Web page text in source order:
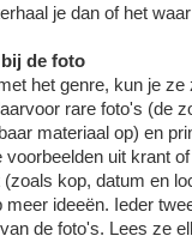
je dan of het
de foto
het genre, kun je ze
rare foto's (de
materiaal op) en
voorbeelden uit krant
kop, datum en
ideeën. Ieder
de foto's. Lees ze